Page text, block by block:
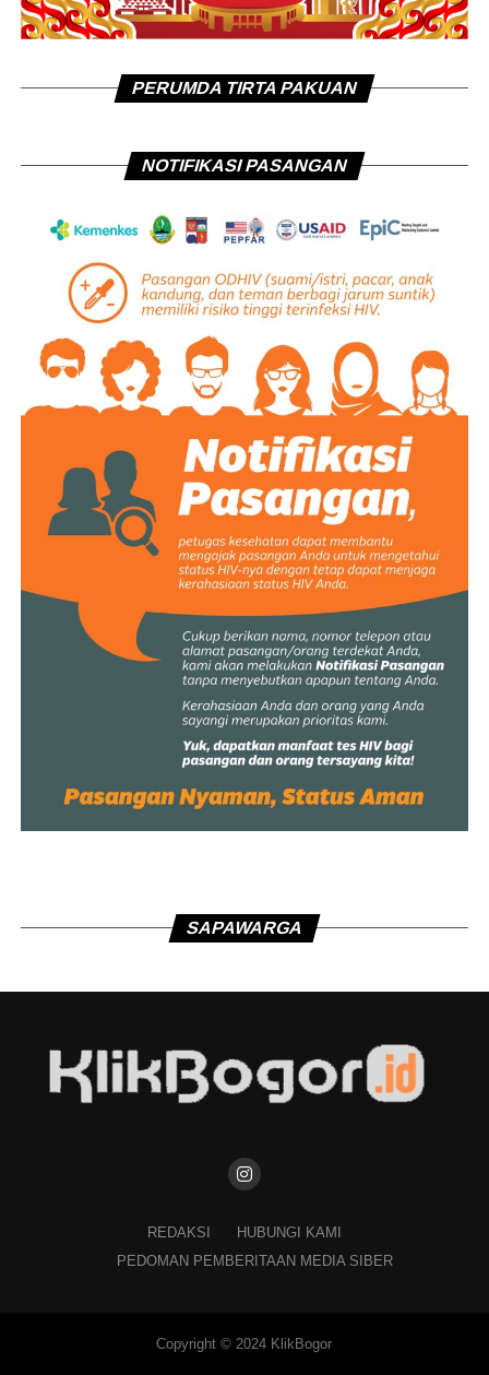
PERUMDA TIRTA PAKUAN
NOTIFIKASI PASANGAN
SAPAWARGA
REDAKSI
HUBUNGI KAMI
PEDOMAN PEMBERITAAN MEDIA SIBER
Copyright © 2024 KlikBogor